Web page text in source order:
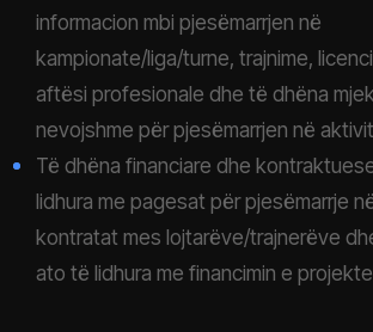
informacion mbi pjesëmarrjen në
kampionate/liga/turne, trajnime,
aftësi profesionale dhe të dhëna
nevojshme për pjesëmarrjen në
Të dhëna financiare dhe
lidhura me pagesat për pjesëmarrje
kontratat mes lojtarëve/trajnerëve
ato të lidhura me financimin e